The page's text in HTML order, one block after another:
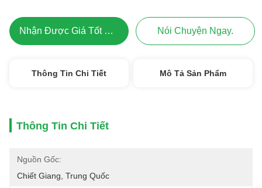
Nhận Được Giá Tốt Nhất Nói Chuyện Ngay.
Thông Tin Chi Tiết Mô Tả Sản Phẩm
Thông Tin Chi Tiết
Nguồn Gốc:
Chiết Giang, Trung Quốc